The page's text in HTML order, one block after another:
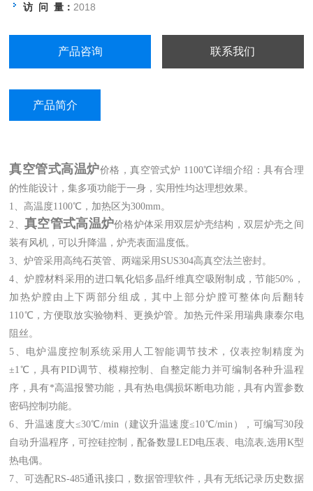
访 问 量： 2018
产品咨询 联系我们
产品简介
真空管式高温炉价格，真空管式炉 1100℃详细介绍：具有合理
的性能设计，集多项功能于一身，实用性均达理想效果。
1、高温度1100℃，加热区为300mm。
2、真空管式高温炉价格炉体采用双层炉壳结构，双层炉壳之间
装有风机，可以升降温，炉壳表面温度低。
3、炉管采用高纯石英管、两端采用SUS304高真空法兰密封。
4、炉膛材料采用的进口氧化铝多晶纤维真空吸附制成，节能50%，
加热炉膛由上下两部分组成，其中上部分炉膛可整体向后翻转
110℃，方便取放实验物料、更换炉管。加热元件采用瑞典康泰尔电
阻丝。
5、电炉温度控制系统采用人工智能调节技术，仪表控制精度为
±1℃，具有PID调节、模糊控制、自整定能力并可编制各种升温程
序，具有*高温报警功能，具有热电偶损坏断电功能，具有内置参数
密码控制功能。
6、升温速度大≤30℃/min（建议升温速度≤10℃/min），可编写30段
自动升温程序，可控硅控制，配备数显LED电压表、电流表,选用K型
热电偶。
7、可选配RS-485通讯接口，数据管理软件，具有无纸记录历史数据